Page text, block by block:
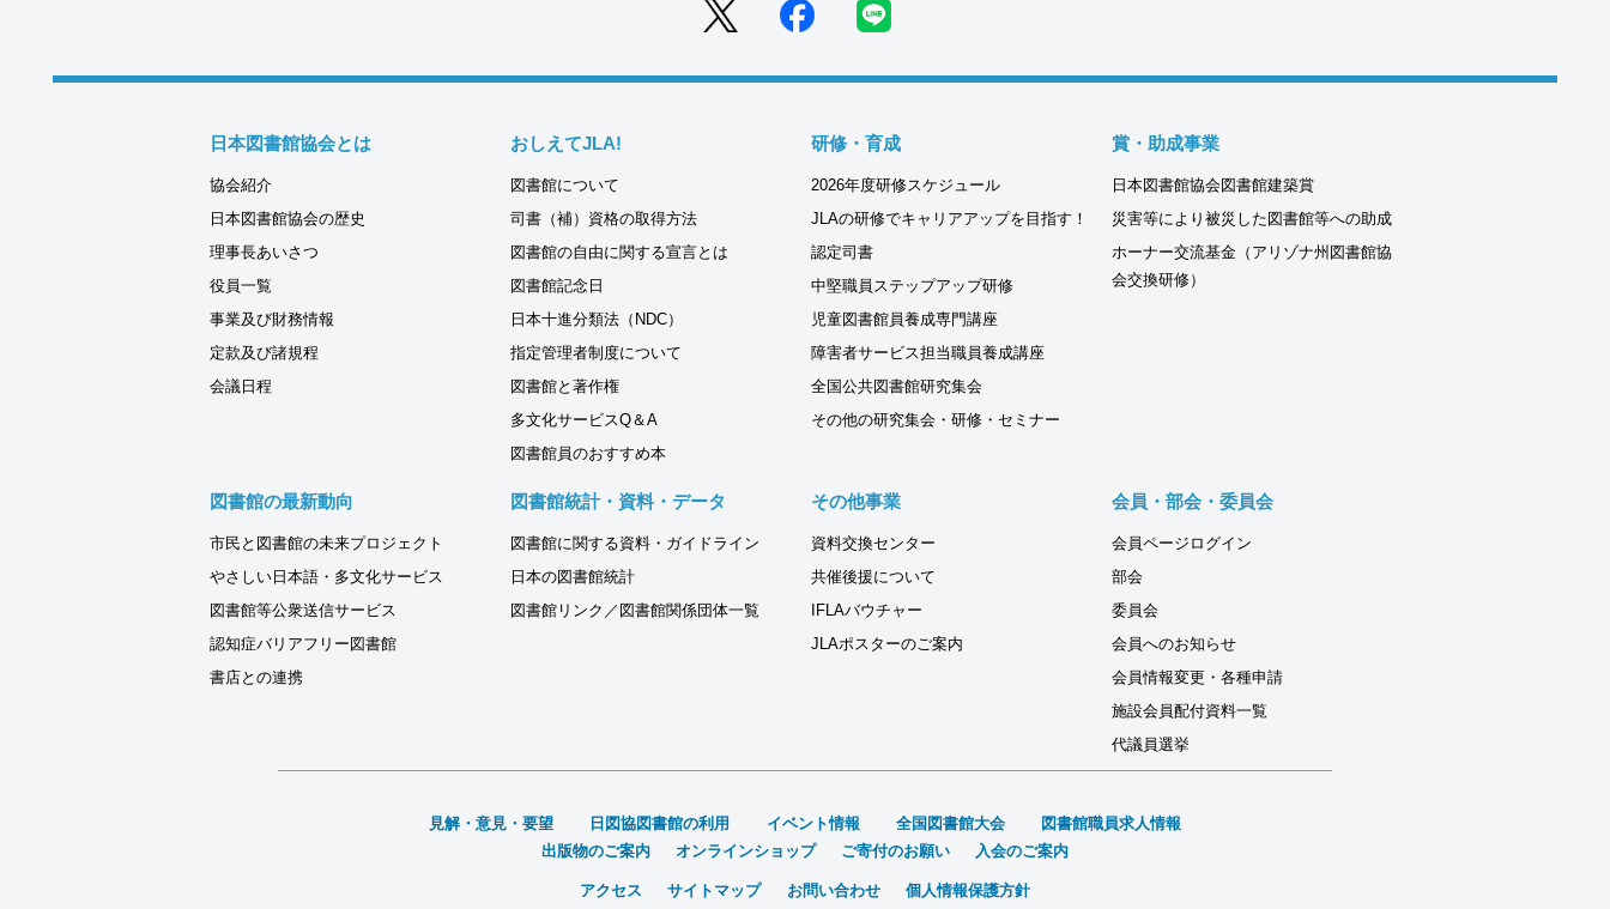
日本図書館協会とは
協会紹介
日本図書館協会の歴史
理事長あいさつ
役員一覧
事業及び財務情報
定款及び諸規程
会議日程
おしえてJLA!
図書館について
司書（補）資格の取得方法
図書館の自由に関する宣言とは
図書館記念日
日本十進分類法（NDC）
指定管理者制度について
図書館と著作権
多文化サービスQ＆A
図書館員のおすすめ本
研修・育成
2026年度研修スケジュール
JLAの研修でキャリアアップを目指す！
認定司書
中堅職員ステップアップ研修
児童図書館員養成専門講座
障害者サービス担当職員養成講座
全国公共図書館研究集会
その他の研究集会・研修・セミナー
賞・助成事業
日本図書館協会図書館建築賞
災害等により被災した図書館等への助成
ホーナー交流基金（アリゾナ州図書館協
会交換研修）
図書館の最新動向
市民と図書館の未来プロジェクト
やさしい日本語・多文化サービス
図書館等公衆送信サービス
認知症バリアフリー図書館
書店との連携
図書館統計・資料・データ
図書館に関する資料・ガイドライン
日本の図書館統計
図書館リンク／図書館関係団体一覧
その他事業
資料交換センター
共催後援について
IFLAバウチャー
JLAポスターのご案内
会員・部会・委員会
会員ページログイン
部会
委員会
会員へのお知らせ
会員情報変更・各種申請
施設会員配付資料一覧
代議員選挙
見解・意見・要望 日図協図書館の利用 イベント情報 全国図書館大会
図書館職員求人情報
出版物のご案内
オンラインショップ ご寄付のお願い 入会のご案内
アクセス サイトマップ お問い合わせ 個人情報保護方針